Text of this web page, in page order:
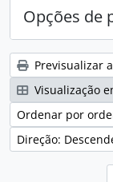
Opções de
Previsualizar
Visualização
Ordenar por
Direção: